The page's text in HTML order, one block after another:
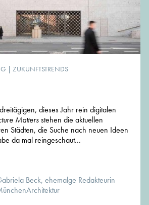
| ZUKUNFTSTRENDS
dieses Jahr rein digitalen
Mattersstehen die aktuellen
Städten, die Suche nach neuen Ideen
da mal reingeschaut...
Beck, ehemalge Redakteurin